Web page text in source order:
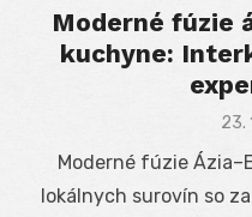
Moderné fúzie
kuchyne:
23.
Moderné fúzie
lokálnych surovín so